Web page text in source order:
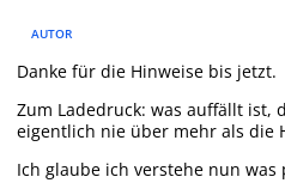
AUTOR
Danke für die Hinweise bis jetzt.
Zum Ladedruck: was auffällt ist,
eigentlich nie über mehr als die
Ich glaube ich verstehe nun